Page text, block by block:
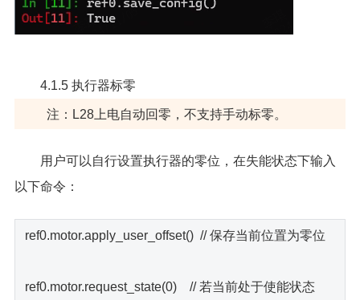
4.1.5 执行器标零
注：L28上电自动回零，不支持手动标零。
用户可以自行设置执行器的零位，在失能状态下输入
以下命令：
ref0.motor.apply_user_offset() // 保存当前位置为零位
ref0.motor.request_state(0) // 若当前处于使能状态